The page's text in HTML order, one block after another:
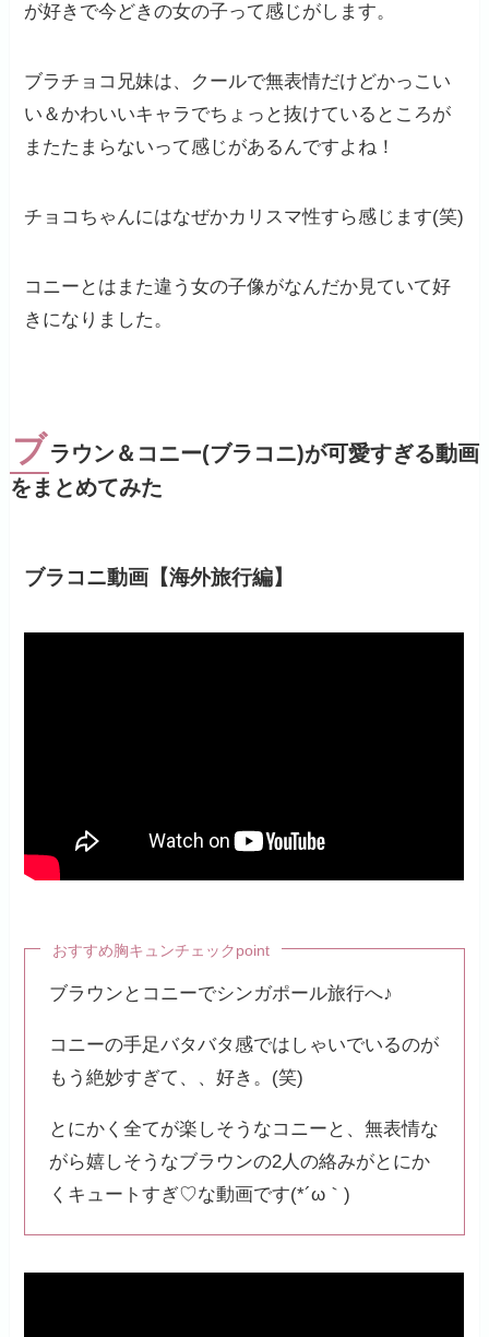
が好きで今どきの女の子って感じがします。
ブラチョコ兄妹は、クールで無表情だけどかっこい
い＆かわいいキャラでちょっと抜けているところが
またたまらないって感じがあるんですよね！
チョコちゃんにはなぜかカリスマ性すら感じます(笑)
コニーとはまた違う女の子像がなんだか見ていて好
きになりました。
ブラウン＆コニー(ブラコニ)が可愛すぎる動画
をまとめてみた
ブラコニ動画【海外旅行編】
おすすめ胸キュンチェックpoint
ブラウンとコニーでシンガポール旅行へ♪
コニーの手足バタバタ感ではしゃいでいるのが
もう絶妙すぎて、、好き。(笑)
とにかく全てが楽しそうなコニーと、無表情な
がら嬉しそうなブラウンの2人の絡みがとにか
くキュートすぎ♡な動画です(*´ω｀)